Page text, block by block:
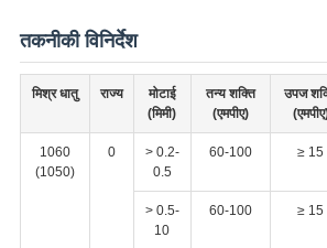
तकनीकी विनिर्देश
मिश्र धातु राज्य
मोटाई
(मिमी)
तन्य शक्ति
(एमपीए)
उपज
1060
(1050)
0
> 0.2-
0.5
60-100 ≥ 15
> 0.5-
10
60-100 ≥ 15